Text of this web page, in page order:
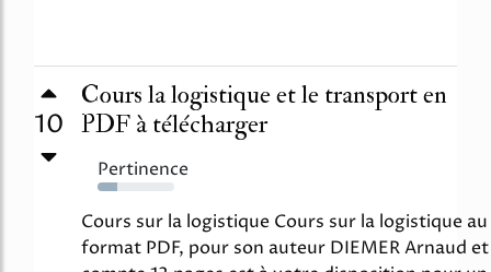
10
Cours la logistique et le transport en
PDF à télécharger
Pertinence
25%
Cours sur la logistique Cours sur la logistique au
format PDF, pour son auteur DIEMER Arnaud et